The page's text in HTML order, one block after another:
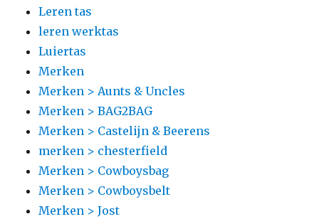
Leren tas
leren werktas
Luiertas
Merken
Merken > Aunts & Uncles
Merken > BAG2BAG
Merken > Castelijn & Beerens
merken > chesterfield
Merken > Cowboysbag
Merken > Cowboysbelt
Merken > Jost